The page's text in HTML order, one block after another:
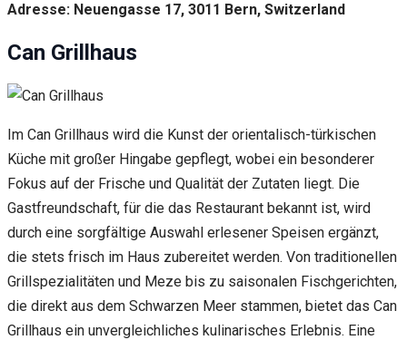
Adresse: Neuengasse 17, 3011 Bern, Switzerland
Can Grillhaus
Im Can Grillhaus wird die Kunst der orientalisch-türkischen
Küche mit großer Hingabe gepflegt, wobei ein besonderer
Fokus auf der Frische und Qualität der Zutaten liegt. Die
Gastfreundschaft, für die das Restaurant bekannt ist, wird
durch eine sorgfältige Auswahl erlesener Speisen ergänzt,
die stets frisch im Haus zubereitet werden. Von traditionellen
Grillspezialitäten und Meze bis zu saisonalen Fischgerichten,
die direkt aus dem Schwarzen Meer stammen, bietet das Can
Grillhaus ein unvergleichliches kulinarisches Erlebnis. Eine